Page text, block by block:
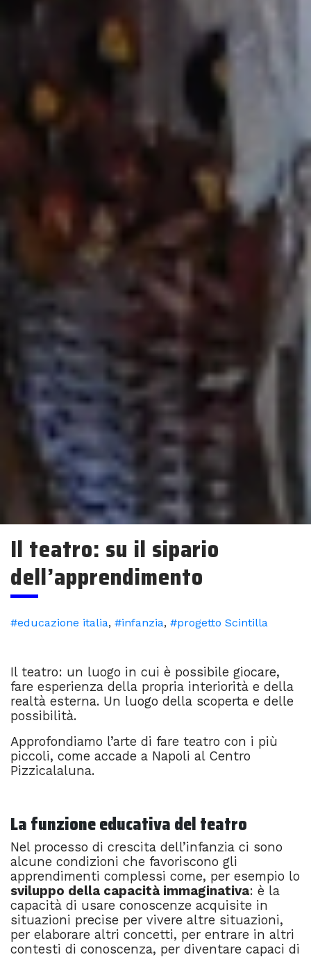
Il teatro: su il sipario
dell’apprendimento
#educazione italia, #infanzia, #progetto Scintilla
Il teatro: un luogo in cui è possibile giocare,
fare esperienza della propria interiorità e della
realtà esterna. Un luogo della scoperta e delle
possibilità.
Approfondiamo l’arte di fare teatro con i più
piccoli, come accade a Napoli al Centro
Pizzicalaluna.
La funzione educativa del teatro
Nel processo di crescita dell’infanzia ci sono
alcune condizioni che favoriscono gli
apprendimenti complessi come, per esempio lo
sviluppo della capacità immaginativa: è la
capacità di usare conoscenze acquisite in
situazioni precise per vivere altre situazioni,
per elaborare altri concetti, per entrare in altri
contesti di conoscenza, per diventare capaci di